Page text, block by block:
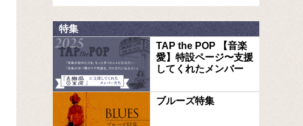
特集
TAP the POP 【音楽
愛】特設ページ〜支援
してくれたメンバー
ブルーズ特集